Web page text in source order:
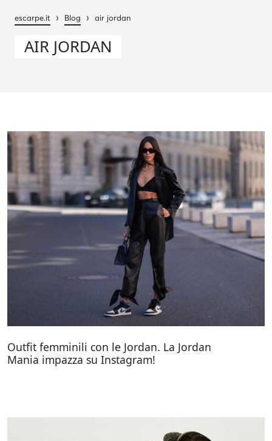
escarpe.it › Blog › air jordan
AIR JORDAN
Outfit femminili con le Jordan. La Jordan
Mania impazza su Instagram!